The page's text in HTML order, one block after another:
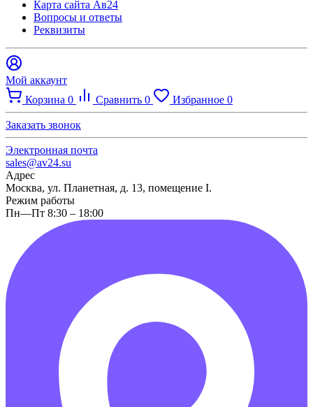
Карта сайта Ав24
Вопросы и ответы
Реквизиты
Мой аккаунт
Корзина 0 Сравнить 0 Избранное 0
Заказать звонок
Электронная почта
sales@av24.su
Адрес
Москва, ул. Планетная, д. 13, помещение I.
Режим работы
Пн—Пт 8:30 – 18:00